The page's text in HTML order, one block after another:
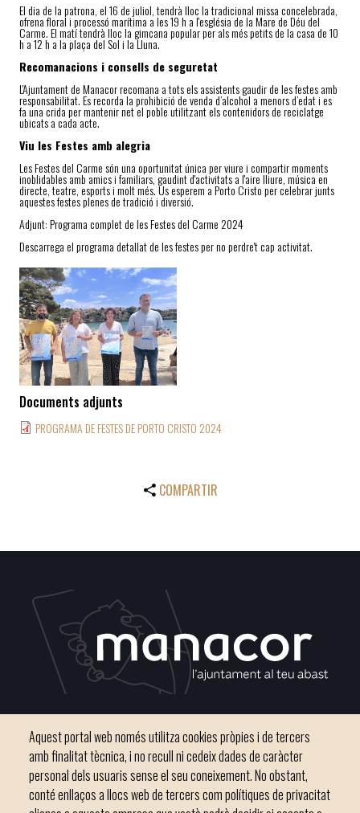
El dia de la patrona, el 16 de juliol, tendrà lloc la tradicional missa concelebrada,
ofrena floral i processó marítima a les 19 h a l'església de la Mare de Déu del
Carme. El matí tendrà lloc la gimcana popular per als més petits de la casa de 10
h a 12 h a la plaça del Sol i la Lluna.
Recomanacions i consells de seguretat
L'Ajuntament de Manacor recomana a tots els assistents gaudir de les festes amb
responsabilitat. Es recorda la prohibició de venda d’alcohol a menors d’edat i es
fa una crida per mantenir net el poble utilitzant els contenidors de reciclatge
ubicats a cada acte.
Viu les Festes amb alegria
Les Festes del Carme són una oportunitat única per viure i compartir moments
inoblidables amb amics i familiars, gaudint d'activitats a l'aire lliure, música en
directe, teatre, esports i molt més. Us esperem a Porto Cristo per celebrar junts
aquestes festes plenes de tradició i diversió.
Adjunt: Programa complet de les Festes del Carme 2024
Descarrega el programa detallat de les festes per no perdre't cap activitat.
Documents adjunts
PROGRAMA DE FESTES DE PORTO CRISTO 2024
COMPARTIR
Telèfon 971 84 91 00 - CIF: P0703300D
Aquest portal web només utilitza cookies pròpies i de tercers
amb finalitat tècnica, i no recull ni cedeix dades de caràcter
personal dels usuaris sense el seu coneixement. No obstant,
conté enllaços a llocs web de tercers com polítiques de privacitat